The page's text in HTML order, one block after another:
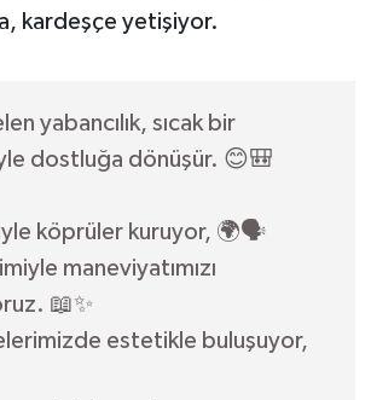
kardeşçe yetişiyor.
yabancılık, sıcak bir
dostluğa dönüşür. 😊🎒
köprüler kuruyor, 🌍🗣️
maneviyatımızı
📖✨
estetikle buluşuyor,